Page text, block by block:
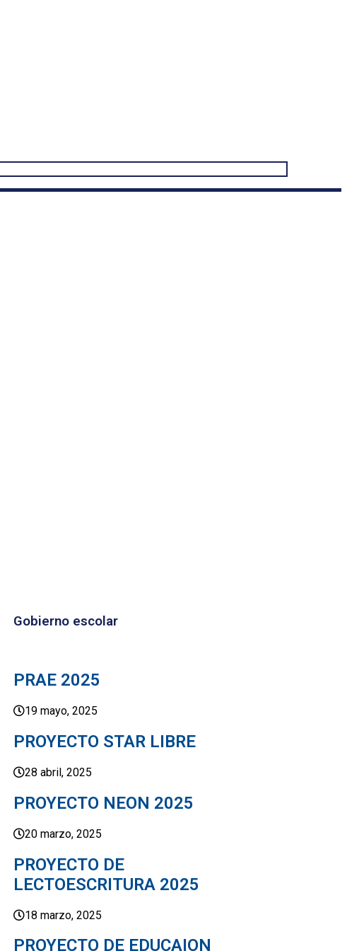
Gobierno escolar
PRAE 2025
19 mayo, 2025
PROYECTO STAR LIBRE
28 abril, 2025
PROYECTO NEON 2025
20 marzo, 2025
PROYECTO DE
LECTOESCRITURA 2025
18 marzo, 2025
PROYECTO DE EDUCAION